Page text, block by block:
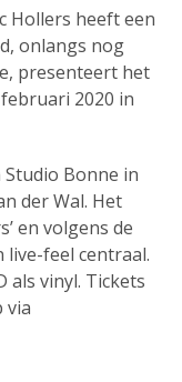
Hollers heeft een
onlangs nog
presenteert het
2020 in
Bonne in
der Wal. Het
en volgens de
live-feel centraal.
als vinyl. Tickets
via